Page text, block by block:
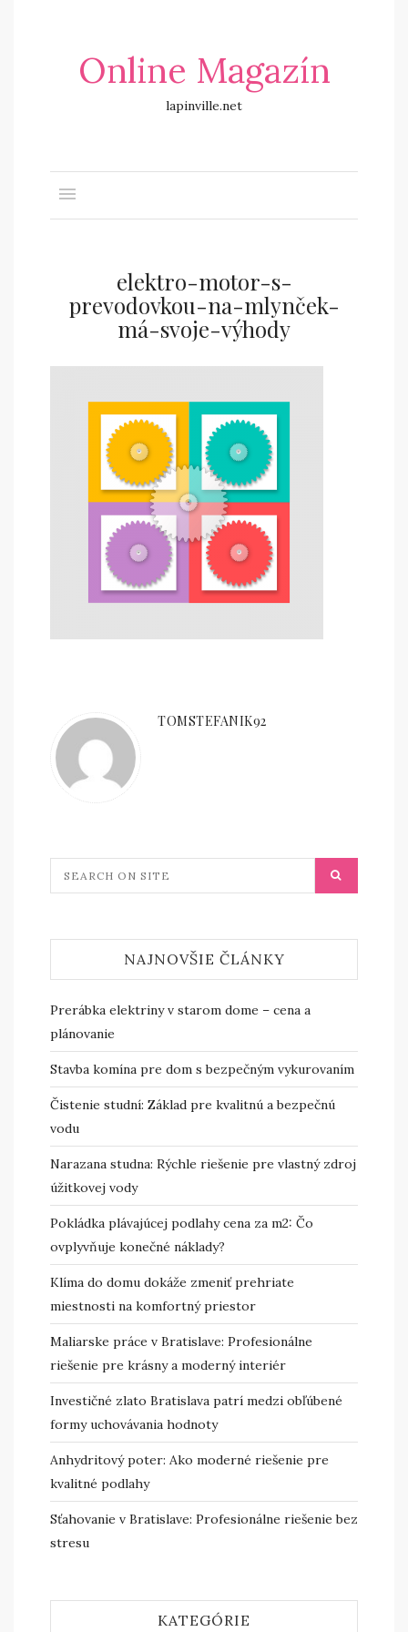
Online Magazín
lapinville.net
elektro-motor-s-
prevodovkou-na-mlynček-
má-svoje-výhody
TOMSTEFANIK92
NAJNOVŠIE ČLÁNKY
Prerábka elektriny v starom dome – cena a
plánovanie
Stavba komína pre dom s bezpečným vykurovaním
Čistenie studní: Základ pre kvalitnú a bezpečnú
vodu
Narazana studna: Rýchle riešenie pre vlastný zdroj
úžitkovej vody
Pokládka plávajúcej podlahy cena za m2: Čo
ovplyvňuje konečné náklady?
Klíma do domu dokáže zmeniť prehriate
miestnosti na komfortný priestor
Maliarske práce v Bratislave: Profesionálne
riešenie pre krásny a moderný interiér
Investičné zlato Bratislava patrí medzi obľúbené
formy uchovávania hodnoty
Anhydritový poter: Ako moderné riešenie pre
kvalitné podlahy
Sťahovanie v Bratislave: Profesionálne riešenie bez
stresu
KATEGÓRIE